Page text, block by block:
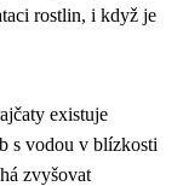
rostlin, i když je
existuje
s vodou v blízkosti
zvyšovat